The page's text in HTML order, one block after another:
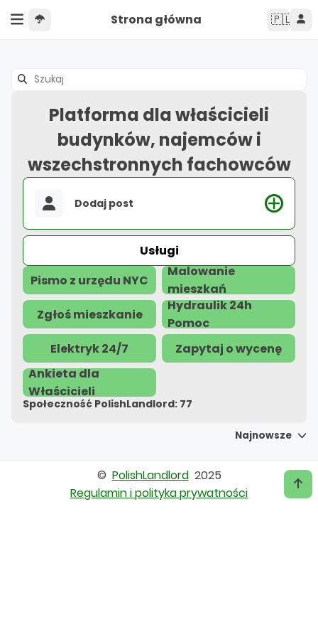
Strona główna 🇵🇱
Platforma dla właścicieli
budynków, najemców i
wszechstronnych fachowców
Dodaj post
Usługi
Pismo z urzędu NYC
Malowanie
mieszkań
Zgłoś mieszkanie
Hydraulik 24h
Pomoc
Elektryk 24/7
Zapytaj o wycenę
Ankieta dla
Właścicieli
Społeczność PolishLandlord: 77
Najnowsze
© PolishLandlord 2025
Regulamin i polityka prywatności